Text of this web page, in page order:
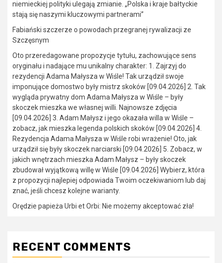
niemieckiej polityki ulegają zmianie. „Polska i kraje bałtyckie
stają się naszymi kluczowymi partnerami”
Fabiański szczerze o powodach przegranej rywalizacji ze
Szczęsnym
Oto przeredagowane propozycje tytułu, zachowujące sens
oryginału i nadające mu unikalny charakter: 1. Zajrzyj do
rezydencji Adama Małysza w Wiśle! Tak urządził swoje
imponujące domostwo były mistrz skoków [09.04.2026] 2. Tak
wygląda prywatny dom Adama Małysza w Wiśle – były
skoczek mieszka we własnej willi. Najnowsze zdjęcia
[09.04.2026] 3. Adam Małysz i jego okazała willa w Wiśle –
zobacz, jak mieszka legenda polskich skoków [09.04.2026] 4.
Rezydencja Adama Małysza w Wiśle robi wrażenie! Oto, jak
urządził się były skoczek narciarski [09.04.2026] 5. Zobacz, w
jakich wnętrzach mieszka Adam Małysz – były skoczek
zbudował wyjątkową willę w Wiśle [09.04.2026] Wybierz, która
z propozycji najlepiej odpowiada Twoim oczekiwaniom lub daj
znać, jeśli chcesz kolejne warianty.
Orędzie papieża Urbi et Orbi: Nie możemy akceptować zła!
RECENT COMMENTS